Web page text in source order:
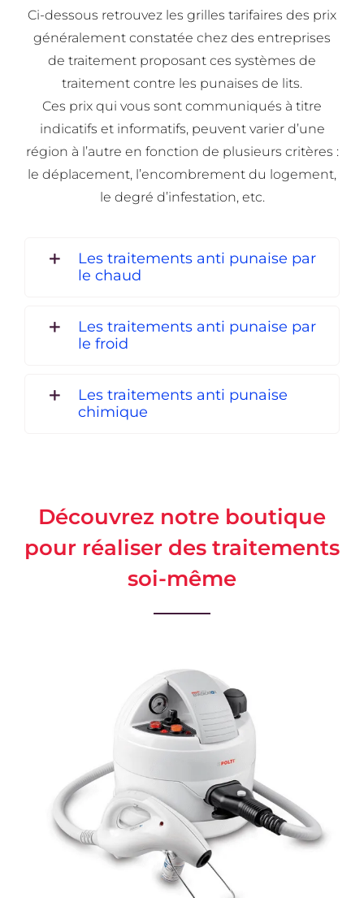
Ci-dessous retrouvez les grilles tarifaires des prix
généralement constatée chez des entreprises
de traitement proposant ces systèmes de
traitement contre les punaises de lits.
Ces prix qui vous sont communiqués à titre
indicatifs et informatifs, peuvent varier d’une
région à l’autre en fonction de plusieurs critères :
le déplacement, l’encombrement du logement,
le degré d’infestation, etc.
Les traitements anti punaise par
le chaud
Les traitements anti punaise par
le froid
Les traitements anti punaise
chimique
Découvrez notre boutique
pour réaliser des traitements
soi-même